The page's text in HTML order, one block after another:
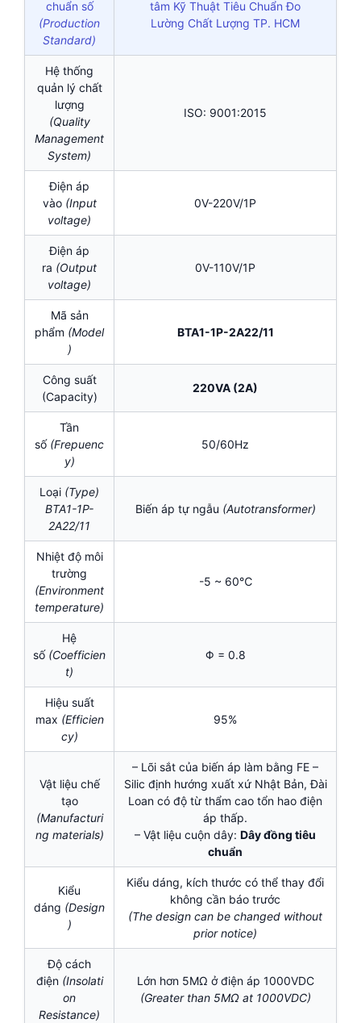
chuẩn số
(Production
Standard)
tâm Kỹ Thuật Tiêu Chuẩn Đo
Lường Chất Lượng TP. HCM
Hệ thống
quản lý chất
lượng
(Quality
Management
System)
ISO: 9001:2015
Điện áp
vào (Input
voltage)
0V-220V/1P
Điện áp
ra (Output
voltage)
0V-110V/1P
Mã sản
phẩm (Model
)
BTA1-1P-2A22/11
Công suất
(Capacity)
220VA (2A)
Tần
số (Frepuenc
y)
50/60Hz
Loại (Type)
BTA1-1P-
2A22/11
Biến áp tự ngẫu (Autotransformer)
Nhiệt độ môi
trường
(Environment
temperature)
-5 ~ 60℃
Hệ
số (Coefficien
t)
Φ = 0.8
Hiệu suất
max (Efficien
cy)
95%
Vật liệu chế
tạo
(Manufacturi
ng materials)
– Lõi sắt của biến áp làm bằng FE –
Silic định hướng xuất xứ Nhật Bản, Đài
Loan có độ từ thẩm cao tổn hao điện
áp thấp.
– Vật liệu cuộn dây: Dây đồng tiêu
chuẩn
Kiểu
dáng (Design
)
Kiểu dáng, kích thước có thể thay đổi
không cần báo trước
(The design can be changed without
prior notice)
Độ cách
điện (Insolati
on
Resistance)
Lớn hơn 5MΩ ở điện áp 1000VDC
(Greater than 5MΩ at 1000VDC)